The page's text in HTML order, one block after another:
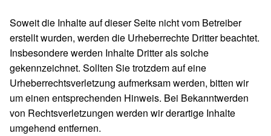
Soweit die Inhalte auf dieser Seite nicht vom Betreiber
erstellt wurden, werden die Urheberrechte Dritter beachtet.
Insbesondere werden Inhalte Dritter als solche
gekennzeichnet. Sollten Sie trotzdem auf eine
Urheberrechtsverletzung aufmerksam werden, bitten wir
um einen entsprechenden Hinweis. Bei Bekanntwerden
von Rechtsverletzungen werden wir derartige Inhalte
umgehend entfernen.